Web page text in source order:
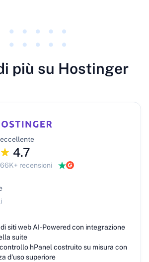
più su Hostinger
eccellente
4.7
66K+ recensioni
siti web AI-Powered con integrazione
suite
hPanel costruito su misura con
d'uso superiore